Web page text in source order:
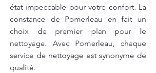
état impeccable pour votre confort. La
constance de Pomerleau en fait un
choix de premier plan pour le
nettoyage. Avec Pomerleau, chaque
service de nettoyage est synonyme de
qualité.